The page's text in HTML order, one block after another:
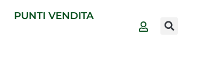
PUNTI VENDITA